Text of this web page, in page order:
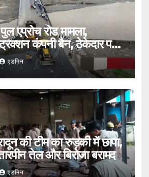
एप्रोच रोड मामला,
कंपनी बैन, ठेकेदार पर
एडमिन
की टीम का रुड़की में छापा,
तेल और बिरोजा बरामद
एडमिन